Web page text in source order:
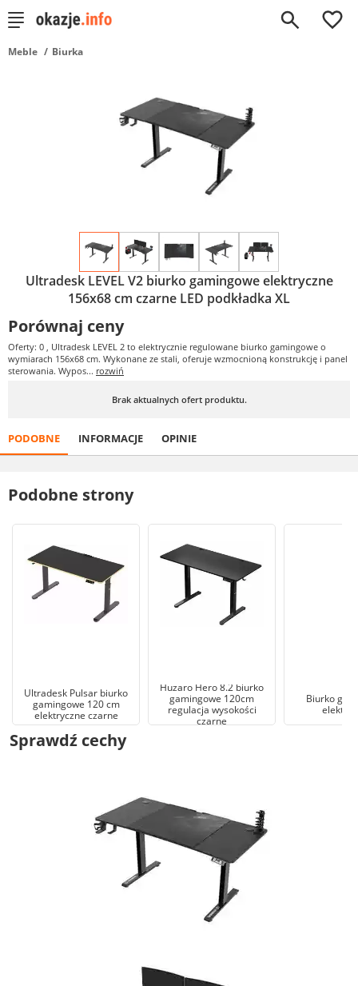
0
Meble Biurka
Ultradesk LEVEL V2 biurko gamingowe elektryczne
156x68 cm czarne LED podkładka XL
Porównaj ceny
Oferty: 0 , Ultradesk LEVEL 2 to elektrycznie regulowane biurko gamingowe o
wymiarach 156x68 cm. Wykonane ze stali, oferuje wzmocnioną konstrukcję i panel
sterowania. Wypos... rozwiń
Brak aktualnych ofert produktu.
PODOBNE INFORMACJE OPINIE
Podobne strony
Ultradesk Pulsar biurko
gamingowe 120 cm
elektryczne czarne
Huzaro Hero 8.2 biurko
gamingowe 120cm
regulacja wysokości
czarne
Biurko
Sprawdź cechy